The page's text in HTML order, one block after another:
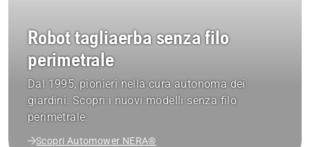
Robot tagliaerba senza filo
perimetrale
Dal 1995, pionieri nella cura autonoma dei
giardini. Scopri i nuovi modelli senza filo
perimetrale.
Scopri Automower NERA®